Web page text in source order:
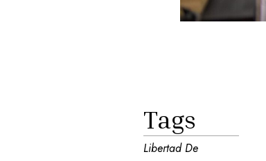
Tags
Libertad De